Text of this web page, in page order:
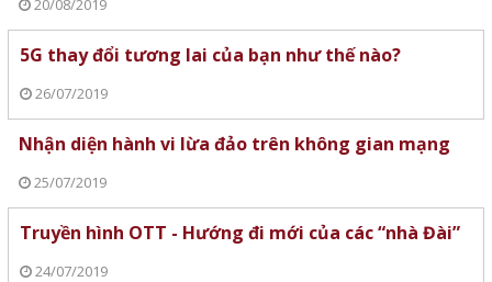
20/08/2019
5G thay đổi tương lai của bạn như thế nào?
26/07/2019
Nhận diện hành vi lừa đảo trên không gian mạng
25/07/2019
Truyền hình OTT - Hướng đi mới của các “nhà Đài”
24/07/2019